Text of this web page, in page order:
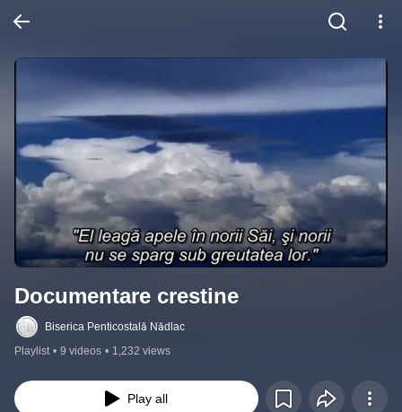
Documentare crestine
Biserica Penticostală Nădlac
Playlist • 9 videos • 1,232 views
Play all